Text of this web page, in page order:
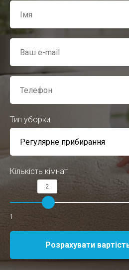
Тип уборки
Кількість кімнат
2
1
Розрахувати